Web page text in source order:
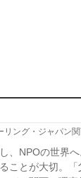
リング・ジャパン
、NPOの世界
ことが大切。